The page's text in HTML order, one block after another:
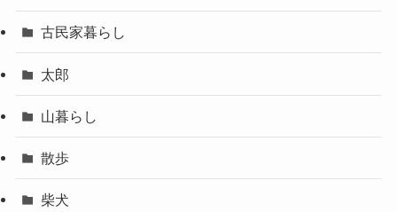
古民家暮らし
太郎
山暮らし
散歩
柴犬